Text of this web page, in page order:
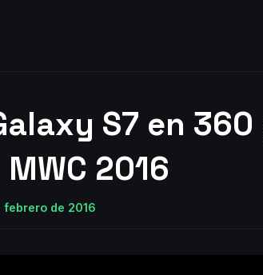
S7 en
2016
de 2016